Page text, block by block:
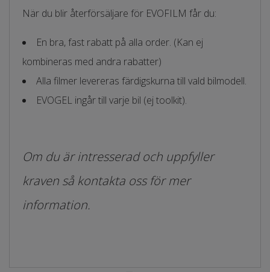
När du blir återförsäljare för EVOFILM får du:
En bra, fast rabatt på alla order. (Kan ej
kombineras med andra rabatter)
Alla filmer levereras färdigskurna till vald bilmodell.
EVOGEL ingår till varje bil (ej toolkit).
Om du är intresserad och uppfyller
kraven så kontakta oss för mer
information.